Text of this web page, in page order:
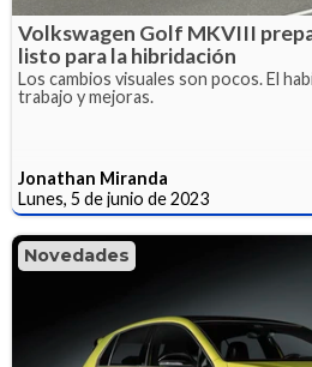
Volkswagen Golf MKVIII
listo para la hibridación
Los cambios visuales son pocos. El
trabajo y mejoras.
Jonathan Miranda
Lunes, 5 de junio de 2023
Novedades